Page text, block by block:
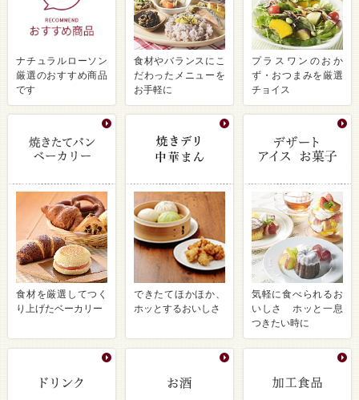
ナチュラルローソン
厳選のおすすめ商品
です
食材やバランスにこ
だわったメニューを
お手軽に
プラスワンのおか
ず・おつまみを厳選
チョイス
食材を厳選してつく
り上げたベーカリー
できたてほかほか、
ホッとするおいしさ
気軽に食べられるお
いしさ ホッと一息
つきたい時に